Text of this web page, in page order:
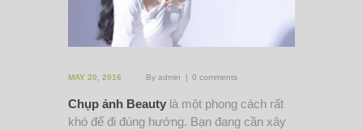
MAY 20, 2016 Byadmin 0 comments
Chụp ảnh Beauty là một phong cách rất
khó để đi đúng hướng. Bạn đang cần xây